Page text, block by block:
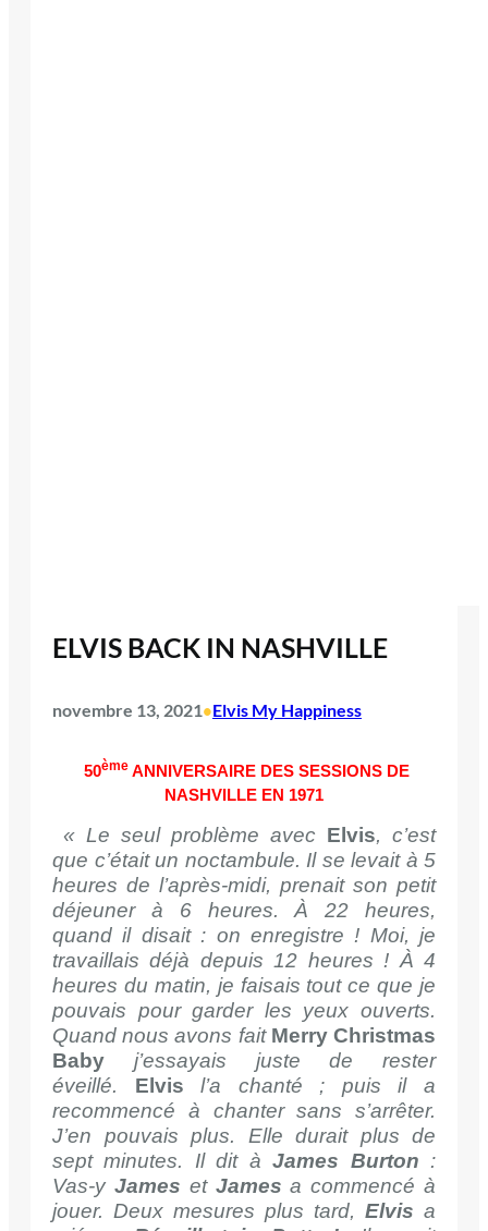
ELVIS BACK IN NASHVILLE
novembre 13, 2021•Elvis My Happiness
50èmeANNIVERSAIRE DES SESSIONS DE
NASHVILLE EN 1971
« Le seul problème avec Elvis, c’est
que c’était un noctambule. Il se levait à 5
heures de l’après-midi, prenait son petit
déjeuner à 6 heures. À 22 heures,
quand il disait : on enregistre ! Moi, je
travaillais déjà depuis 12 heures ! À 4
heures du matin, je faisais tout ce que je
pouvais pour garder les yeux ouverts.
Quand nous avons fait Merry Christmas
Baby j’essayais juste de rester
éveillé. Elvisl’a chanté ; puis il a
recommencé à chanter sans s’arrêter.
J’en pouvais plus. Elle durait plus de
sept minutes. Il dit àJames Burton :
Vas-y James et James a commencé à
jouer. Deux mesures plus tard, Elvis a